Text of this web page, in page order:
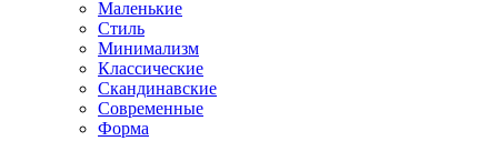
Маленькие
Стиль
Минимализм
Классические
Скандинавские
Современные
Форма